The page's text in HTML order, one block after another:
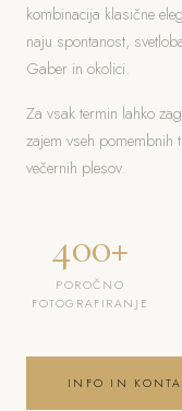
kombinacija klasične
naju spontanost,
Gaber in okolici.
Za vsak termin lahko
zajem vseh
večernih plesov.
400+
POROČNO
FOTOGRAFIRANJE
INFO IN